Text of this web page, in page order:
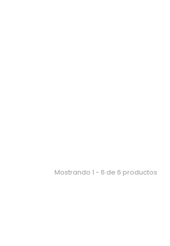
Mostrando 1 - 6 de 6 productos